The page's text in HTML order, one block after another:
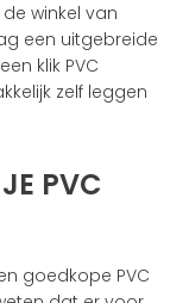
winkel van
een uitgebreide
klik PVC
zelf leggen
PVC
goedkope PVC